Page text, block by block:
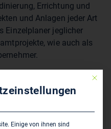
und Anlagen jeder Art
Einzelplaner jeglicher
wie auch als
Mit
Einige von ihnen sind